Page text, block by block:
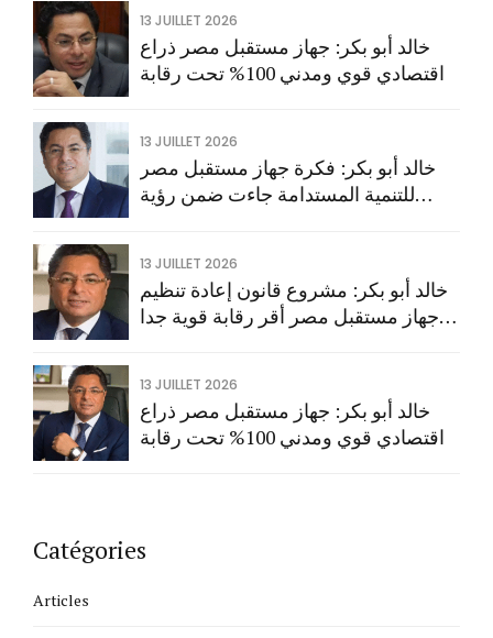
13 JUILLET 2026
خالد أبو بكر: جهاز مستقبل مصر ذراع
اقتصادي قوي ومدني 100% تحت رقابة
13 JUILLET 2026
خالد أبو بكر: فكرة جهاز مستقبل مصر
للتنمية المستدامة جاءت ضمن رؤية
13 JUILLET 2026
خالد أبو بكر: مشروع قانون إعادة تنظيم
جهاز مستقبل مصر أقر رقابة قوية جدا
13 JUILLET 2026
خالد أبو بكر: جهاز مستقبل مصر ذراع
اقتصادي قوي ومدني 100% تحت رقابة
Catégories
Articles